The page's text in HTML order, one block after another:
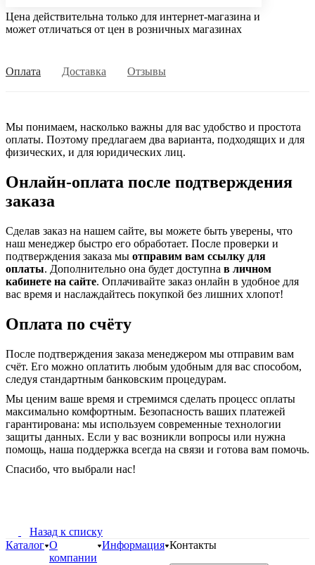
Цена действительна только для интернет-магазина и
может отличаться от цен в розничных магазинах
Оплата Доставка Отзывы
Мы понимаем, насколько важны для вас удобство и простота
оплаты. Поэтому предлагаем два варианта, подходящих и для
физических, и для юридических лиц.
Онлайн-оплата после подтверждения
заказа
Сделав заказ на нашем сайте, вы можете быть уверены, что
наш менеджер быстро его обработает. После проверки и
подтверждения заказа мы отправим вам ссылку для
оплаты. Дополнительно она будет доступна в личном
кабинете на сайте. Оплачивайте заказ онлайн в удобное для
вас время и наслаждайтесь покупкой без лишних хлопот!
Оплата по счёту
После подтверждения заказа менеджером мы отправим вам
счёт. Его можно оплатить любым удобным для вас способом,
следуя стандартным банковским процедурам.
Мы ценим ваше время и стремимся сделать процесс оплаты
максимально комфортным. Безопасность ваших платежей
гарантирована: мы используем современные технологии
защиты данных. Если у вас возникли вопросы или нужна
помощь, наша поддержка всегда на связи и готова вам помочь.
Спасибо, что выбрали нас!
Назад к списку
Каталог О
компании
Информация Контакты